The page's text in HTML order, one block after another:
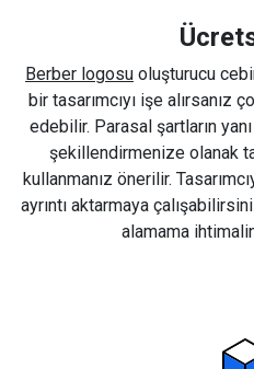
Berber logosu oluşturucu
bir tasarımcıyı işe alırsanız
edebilir. Parasal şartların
şekillendirmenize olanak
kullanmanız önerilir.
ayrıntı aktarmaya
alamama